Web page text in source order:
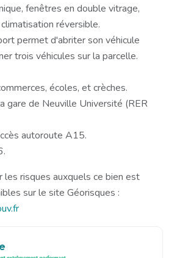
fenêtres en double vitrage,
réversible.
permet d'abriter son véhicule
trois véhicules sur la parcelle.
écoles, et crèches.
gare de Neuville Université (RER
autoroute A15.
les risques auxquels ce bien est
sur le site Géorisques :